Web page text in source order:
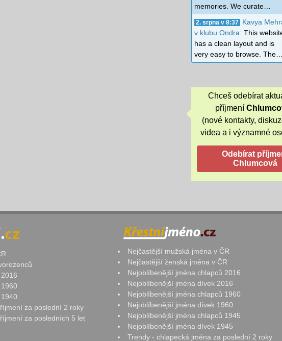
memories. We curate…
2. srpna v 8:37
Kavya
v klubu Ondra: This
has a clean layout and is
very easy to browse. The…
Chceš odebírat
příjmení
(nové kontakty,
videa a i významné
za poslední 2 roky
za posledních 5 let
Nejčastější mužská jména v ČR
Nejčastější ženská jména v ČR
Nejoblíbenější jména chlapců 2016
Nejoblíbenější jména dívek 2016
Nejoblíbenější jména chlapců 1960
Nejoblíbenější jména dívek 1960
Nejoblíbenější jména chlapců 1945
Nejoblíbenější jména dívek 1945
Trendy - chlapecká jména za poslední 2 roky